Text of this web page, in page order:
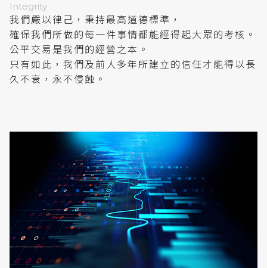
Integrity
我們嚴以律己，秉持最高道德標準，
確保我們所做的每一件事情都能經得起大眾的考核。
公平交易是我們的經營之本。
只有如此，我們及前人多年所建立的信任才能得以長
久不衰，永不侵蝕。